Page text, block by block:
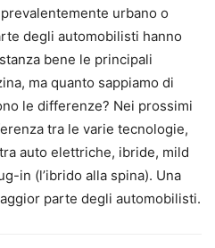
urbano o
degli automobilisti hanno
bene le principali
ma quanto sappiamo di
le differenze? Nei prossimi
tra le varie tecnologie,
auto elettriche, ibride, mild
in (l’ibrido alla spina). Una
parte degli automobilisti.